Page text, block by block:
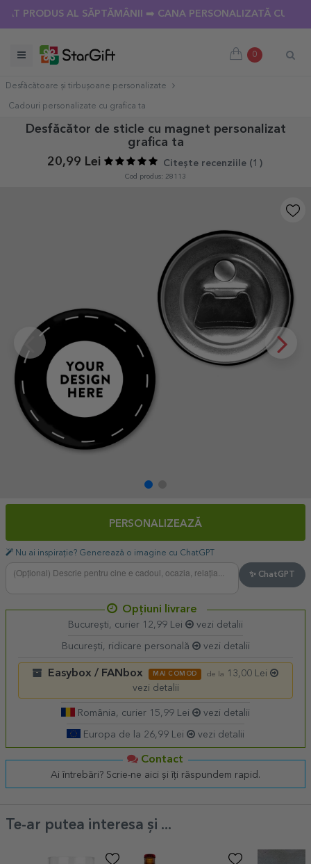
AL SĂPTĂMÂNII ➡️ CANA PERSONALIZATĂ CU 18 POZE
0
Desfăcătoare și tirbușoane personalizate
Cadouri personalizate cu grafica ta
Desfăcător de sticle cu magnet personalizat
grafica ta
20,99 Lei
Citește recenziile (1 )
Cod produs: 28113
PERSONALIZEAZĂ
Nu ai inspirație? Generează o imagine cu ChatGPT
✨ ChatGPT
Opțiuni livrare
București, curier 12,99 Lei vezi detalii
București, ridicare personală vezi detalii
Easybox / FANbox MAI COMOD de la
13,00 Lei
vezi detalii
România, curier 15,99 Lei vezi detalii
Europa de la 26,99 Lei vezi detalii
Contact
Ai întrebări? Scrie-ne aici și îți răspundem rapid.
Te-ar putea interesa și ...